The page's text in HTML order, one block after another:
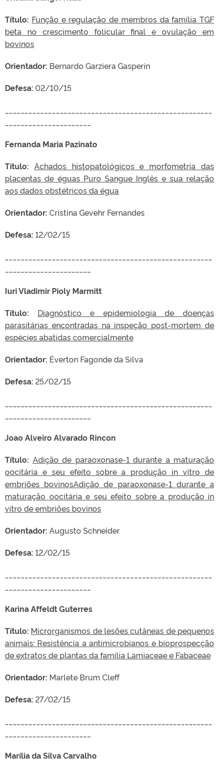
Título: Função e regulação de membros da família TGF
beta no crescimento folicular final e ovulação em
bovinos
Orientador: Bernardo Garziera Gasperin
Defesa: 02/10/15
Fernanda Maria Pazinato
Título: Achados histopatológicos e morfometria das
placentas de éguas Puro Sangue Inglês e sua relação
aos dados obstétricos da égua
Orientador: Cristina Gevehr Fernandes
Defesa: 12/02/15
Iuri Vladimir Pioly Marmitt
Título:
Diagnóstico e epidemiologia de doenças
parasitárias encontradas na inspeção post-mortem de
espécies abatidas comercialmente
Orientador: Éverton Fagonde da Silva
Defesa: 25/02/15
Joao Alveiro Alvarado Rincon
Título: Adição de paraoxonase-1 durante a maturação
oocitária e seu efeito sobre a produção in vitro de
embriões bovinosAdição de paraoxonase-1 durante a
maturação oocitária e seu efeito sobre a produção in
vitro de embriões bovinos
Orientador: Augusto Schneider
Defesa: 12/02/15
Karina Affeldt Guterres
Título: Microrganismos de lesões cutâneas de pequenos
animais: Resistência a antimicrobianos e bioprospecção
de extratos de plantas da família Lamiaceae e Fabaceae
Orientador: Marlete Brum Cleff
Defesa: 27/02/15
Marília da Silva Carvalho